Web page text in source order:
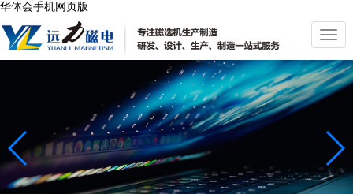
华体会手机网页版
切
换
导
航